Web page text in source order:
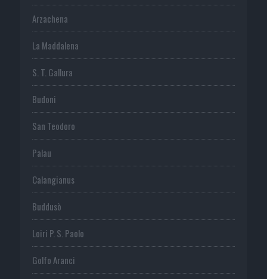
Arzachena
La Maddalena
S. T. Gallura
Budoni
San Teodoro
Palau
Calangianus
Buddusò
Loiri P. S. Paolo
Golfo Aranci